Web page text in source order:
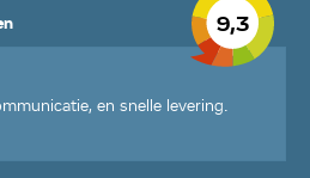
9,3
en snelle levering.